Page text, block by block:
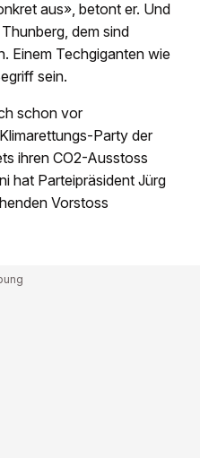
aus», betont er. Und
dem sind
Einem Techgiganten wie
sein.
schon vor
Party der
ihren CO2-Ausstoss
hat Parteipräsident Jürg
Vorstoss